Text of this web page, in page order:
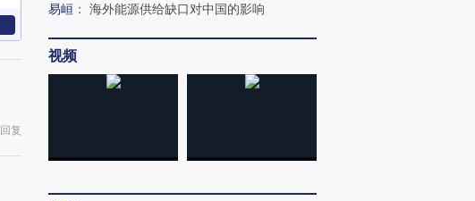
回复
易峘 ： 海外能源供给缺口对中国的影响
视频